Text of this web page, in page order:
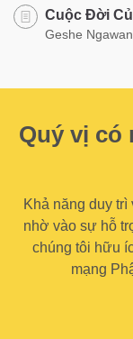
Cuộc Đời
Geshe
Quý vị có
Khả năng duy trì
nhờ vào sự hỗ
chúng tôi hữu
mạng